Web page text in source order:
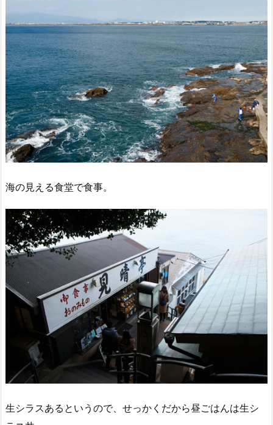
海の見える食堂で食事。
生シラスあるというので、せっかくだから昼ごはんは生シ